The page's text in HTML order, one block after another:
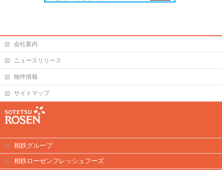
会社案内
ニュースリリース
物件情報
サイトマップ
相鉄グループ
相鉄ローゼンフレッシュフーズ